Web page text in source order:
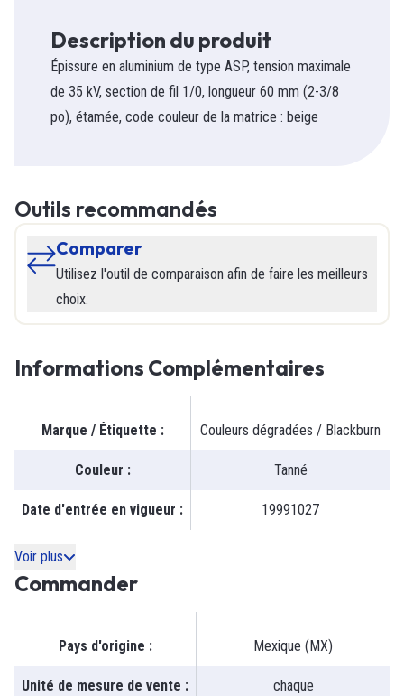
Description du produit
Épissure en aluminium de type ASP, tension maximale
de 35 kV, section de fil 1/0, longueur 60 mm (2-3/8
po), étamée, code couleur de la matrice : beige
Outils recommandés
Comparer
Utilisez l'outil de comparaison afin de faire les meilleurs
choix.
Informations Complémentaires
Marque / Étiquette : Couleurs dégradées / Blackburn
Couleur : Tanné
Date d'entrée en vigueur : 19991027
Voir plus
Commander
Pays d'origine : Mexique (MX)
Unité de mesure de vente : chaque